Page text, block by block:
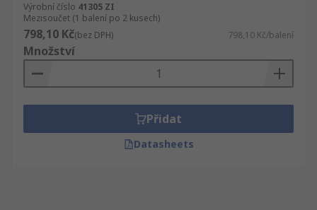
Výrobní číslo 41305 ZI
Mezisoučet (1 balení po 2 kusech)
798,10 Kč(bez DPH) 798,10 Kč/balení
Množství
Přidat
Datasheets